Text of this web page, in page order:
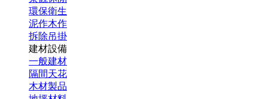
環保衛生
泥作木作
拆除吊掛
建材設備
一般建材
隔間天花
木材製品